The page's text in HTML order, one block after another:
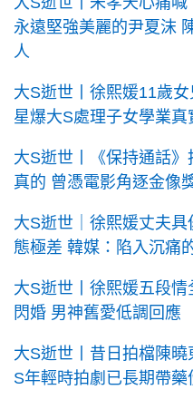
永遠堅強美麗的尹夏沫
人
大S逝世丨徐熙媛11歲
星爆大S處理子女學業真
大S逝世丨《保持通話
真的 曾憑電影角逐金像
大S逝世｜徐熙媛丈夫
態極差 韓媒：陷入沉痛
大S逝世丨徐熙媛五段
閃婚 男神舊愛低調回應
大S逝世丨昔日拍檔陳
S年輕時拍劇已長期帶